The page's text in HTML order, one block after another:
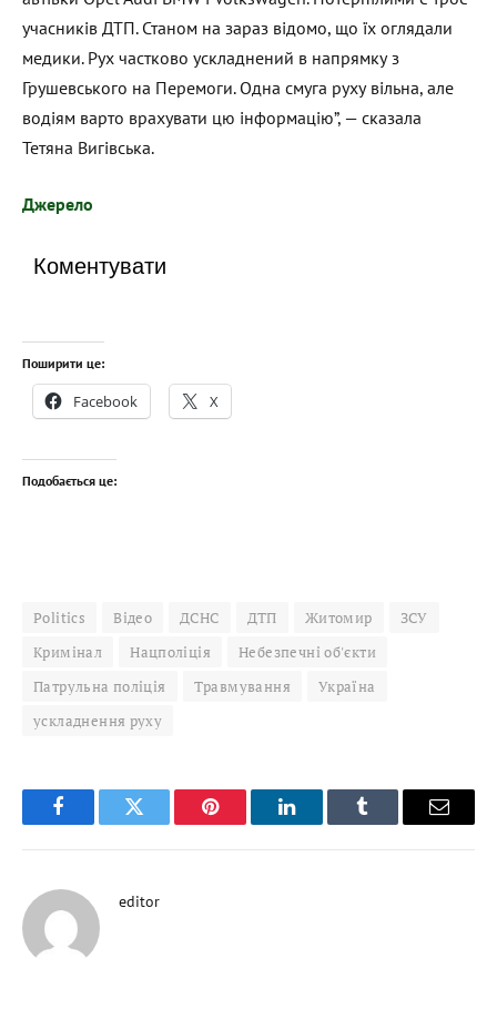
учасників ДТП. Станом на зараз відомо, що їх оглядали
медики. Рух частково ускладнений в напрямку з
Грушевського на Перемоги. Одна смуга руху вільна, але
водіям варто врахувати цю інформацію”, — сказала
Тетяна Вигівська.
Джерело
Коментувати
Поширити це:
Facebook X
Подобається це:
Politics Відео ДСНС ДТП Житомир
ЗСУ
Кримінал
Нацполіція
Небезпечні об'єкти
Патрульна поліція
Травмування
Україна
ускладнення руху
FacebookTwitter Pinterest LinkedInTumblr Email
editor